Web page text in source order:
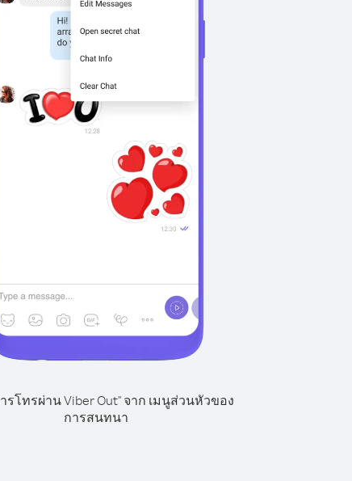
รโทรผ่าน Viber Out" จาก เมนูส่วนหัวของ
การสนทนา